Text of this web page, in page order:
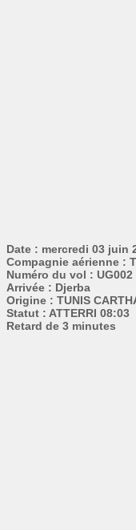
Date : mercredi 03 juin
Compagnie aérienne :
Numéro du vol : UG002
Arrivée : Djerba
Origine : TUNIS
Statut : ATTERRI 08:03
Retard de 3 minutes